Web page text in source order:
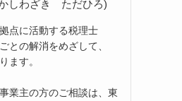
しわざき ただひろ)
点に活動する税理士
との解消をめざして、
ます。
業主の方のご相談は、東